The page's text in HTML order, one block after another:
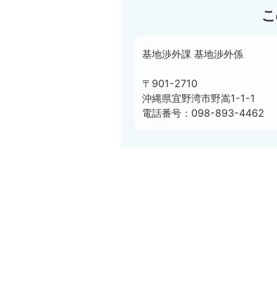
基地渉外課 基地渉外係
〒901-2710
沖縄県宜野湾市野嵩1-1-1
電話番号：098-893-4462